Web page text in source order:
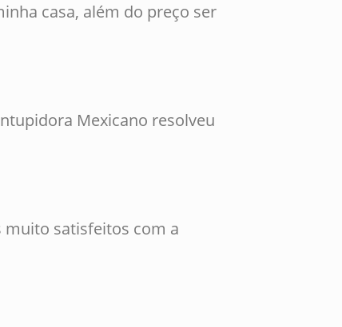
casa, além do preço ser
Mexicano resolveu
muito satisfeitos com a